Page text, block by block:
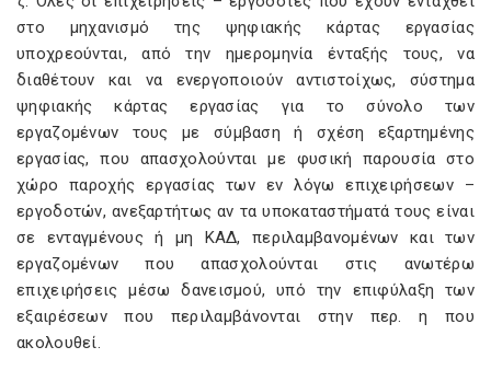
στο μηχανισμό της ψηφιακής κάρτας εργασίας
υποχρεούνται, από την ημερομηνία ένταξής τους, να
διαθέτουν και να ενεργοποιούν αντιστοίχως, σύστημα
ψηφιακής κάρτας εργασίας για το σύνολο των
εργαζομένων τους με σύμβαση ή σχέση εξαρτημένης
εργασίας, που απασχολούνται με φυσική παρουσία στο
χώρο παροχής εργασίας των εν λόγω επιχειρήσεων –
εργοδοτών, ανεξαρτήτως αν τα υποκαταστήματά τους είναι
σε ενταγμένους ή μη ΚΑΔ, περιλαμβανομένων και των
εργαζομένων που απασχολούνται στις ανωτέρω
επιχειρήσεις μέσω δανεισμού, υπό την επιφύλαξη των
εξαιρέσεων που περιλαμβάνονται στην περ. η που
ακολουθεί.